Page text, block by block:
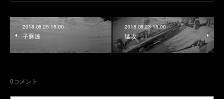
2018.08.25 15:00
子豚達
2018.08.23 15:00
猛攻
0コメント